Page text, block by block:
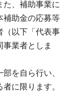
た、補助事業に
補助金の応募等
（以下「代表事
業者としま
を自ら行い、
に限ります。